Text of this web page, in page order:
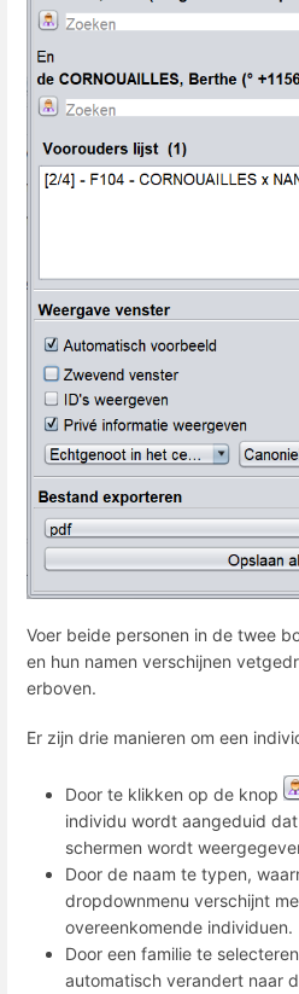
Voer beide personen in de twee
en hun namen verschijnen
erboven.
Er zijn drie manieren om een
Door te klikken op de knop
individu wordt aangeduid
schermen wordt
Door de naam te typen,
dropdownmenu verschijnt
overeenkomende individuen.
Door een familie te
automatisch verandert naar